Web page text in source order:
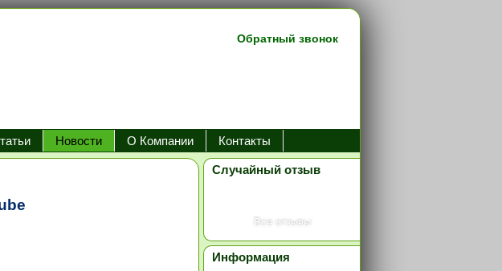
Обратный звонок
Новости О Компании Контакты
Случайный отзыв
Все отзывы
Информация